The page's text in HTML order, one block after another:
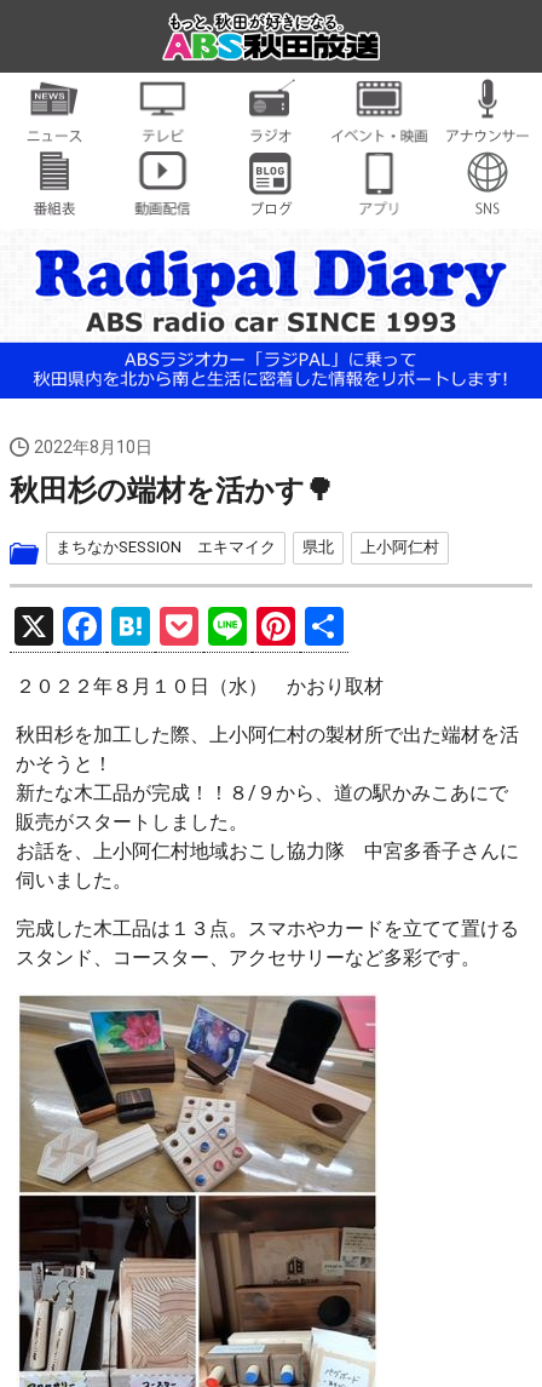
2022年8月10日
秋田杉の端材を活かす🌳
まちなかSESSION エキマイク 県北 上小阿仁村
X
F
a
ce
b
o
o
k
H
at
e
n
a
P
o
ck
et
Li
n
e
Pi
nt
er
es
t
有
２０２２年８月１０日（水） かおり取材
秋田杉を加工した際、上小阿仁村の製材所で出た端材を活
かそうと！
新たな木工品が完成！！８/９から、道の駅かみこあにで
販売がスタートしました。
お話を、上小阿仁村地域おこし協力隊 中宮多香子さんに
伺いました。
完成した木工品は１３点。スマホやカードを立てて置ける
スタンド、コースター、アクセサリーなど多彩です。